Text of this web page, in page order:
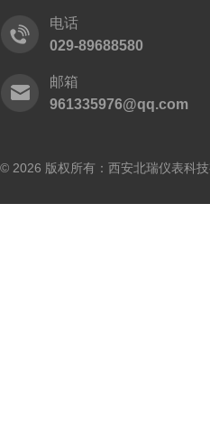
电话
029-89688580
邮箱
961335976@qq.com
© 2026 版权所有：西安北瑞仪表科